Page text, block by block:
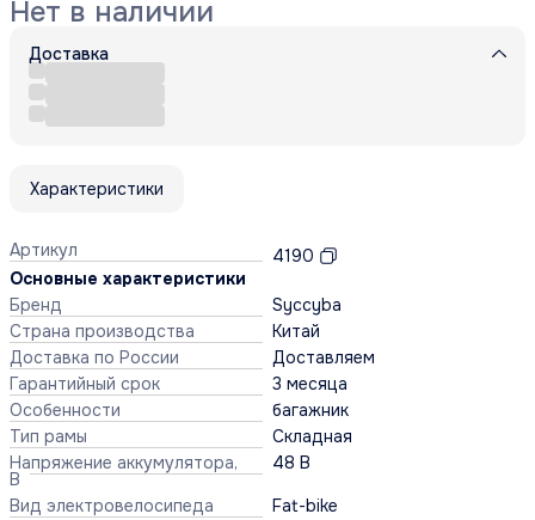
Нет в наличии
Доставка
Характеристики
Артикул
4190
Основные характеристики
Бренд
Syccyba
Страна производства
Китай
Доставка по России
Доставляем
Гарантийный срок
3 месяца
Особенности
багажник
Тип рамы
Складная
Напряжение аккумулятора,
В
48 В
Вид электровелосипеда
Fat-bike